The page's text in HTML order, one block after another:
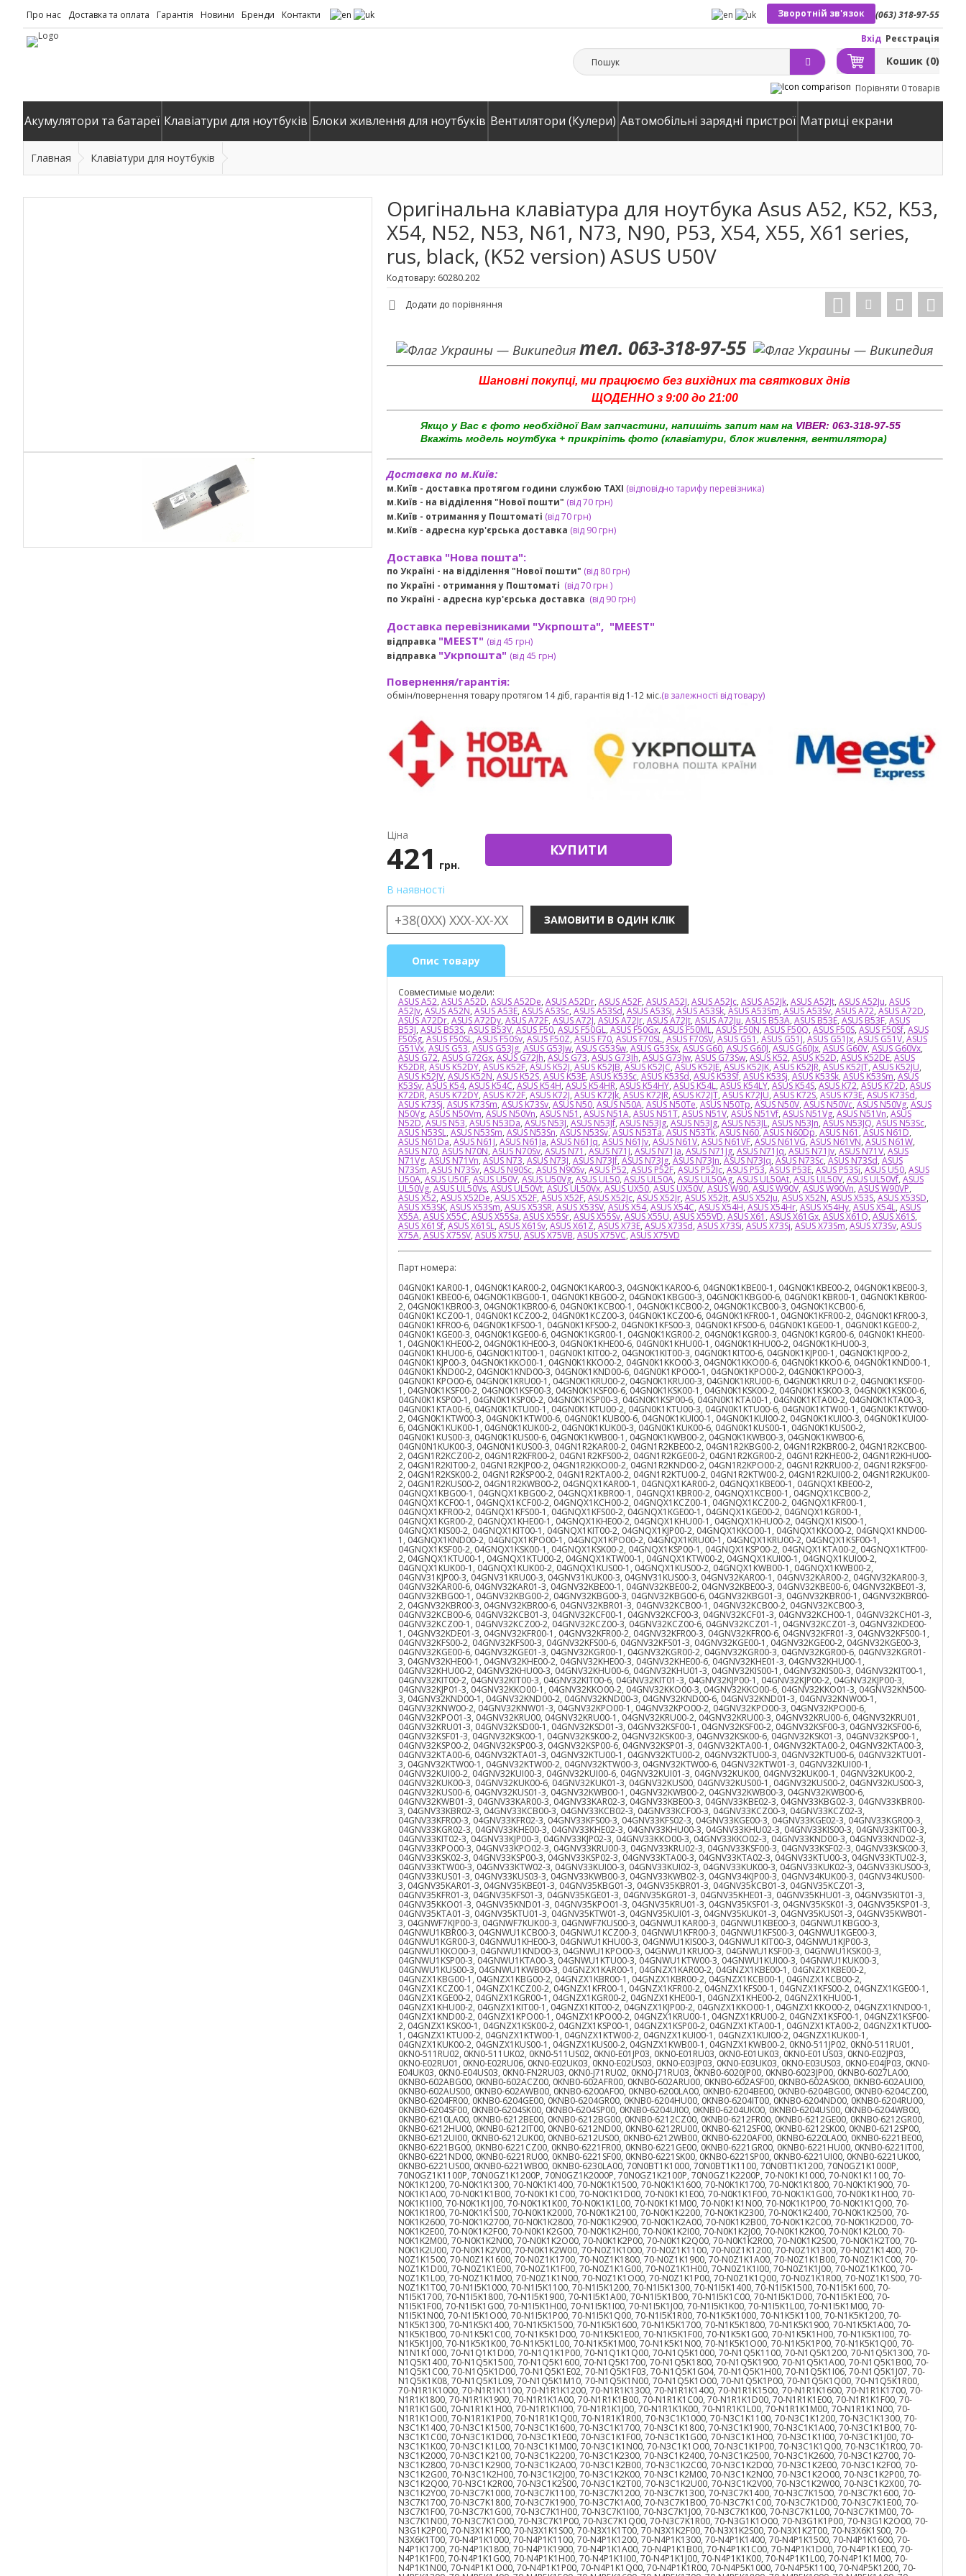
Про нас Доставка та оплата Гарантія Новини Бренди Контакти (063) 318-97-55
Зворотній зв'язок
Вхід Реєстрація
Кошик (0)
Порівняти 0 товарів
Акумулятори та батареї Клавіатури для ноутбуків Блоки живлення для ноутбуків Вентилятори (Кулери) Автомобільні зарядні пристрої Матриці екрани
Главная Клавіатури для ноутбуків
Оригінальна клавіатура для ноутбука Asus A52, K52, K53,
X54, N52, N53, N61, N73, N90, P53, X54, X55, X61 series,
rus, black, (K52 version) ASUS U50V
Код товару: 60280.202
Додати до порівняння
тел. 063-318-97-55
Шановні покупці, ми працюємо без вихідних та святкових днів
ЩОДЕННО з 9:00 до 21:00
Якщо у Вас є фото необхідної Вам запчастини, напишіть запит нам на VIBER: 063-318-97-55
Вкажіть модель ноутбука + прикріпіть фото (клавіатури, блок живлення, вентилятора)
Доставка по м.Київ:
м.Київ - доставка протягом години службою TAXI (відповідно тарифу перевізника)
м.Київ - на відділення "Нової пошти" (від 70 грн)
м.Київ - отримання у Поштоматі (від 70 грн)
м.Київ - адресна кур'єрська доставка (від90 грн)
Доставка "Нова пошта":
по Україні - на відділення "Нової пошти" (від 80 грн)
по Україні - отримання у Поштоматі (від 70 грн )
по Україні - адресна кур'єрська доставка (від90 грн)
Доставка перевізниками "Укрпошта", "MEEST"
відправка "MEEST" (від 45 грн)
відправка "Укрпошта" (від 45 грн)
Повернення/гарантія:
обмін/повернення товару протягом 14 діб, гарантія від 1-12 міс.(в залежності від товару)
Ціна
421 грн.
В наявності
КУПИТИ
Опис товару
Совместимые модели:
ASUS A52, ASUS A52D, ASUS A52De, ASUS A52Dr, ASUS A52F, ASUS A52J, ASUS A52Jc, ASUS A52Jk, ASUS A52Jt, ASUS A52Ju, ASUS
A52Jv, ASUS A52N, ASUS A53E, ASUS A53Sc, ASUS A53Sd, ASUS A53Sj, ASUS A53Sk, ASUS A53Sm,ASUS A53Sv, ASUS A72,ASUS A72D,
ASUS A72Dr, ASUS A72Dy, ASUS A72F, ASUS A72J, ASUS A72Jr, ASUS A72Jt, ASUS A72Ju, ASUS B53A, ASUS B53E, ASUS B53F, ASUS
B53J, ASUS B53S, ASUS B53V, ASUS F50, ASUS F50GL, ASUS F50Gx, ASUS F50ML, ASUS F50N, ASUS F50Q, ASUS F50S, ASUS F50Sf, ASUS
F50Sg, ASUS F50SL, ASUS F50Sv, ASUS F50Z, ASUS F70, ASUS F70SL, ASUS F70SV, ASUS G51 , ASUS G51J, ASUS G51Jx, ASUS G51V, ASUS
G51Vx, ASUS G53, ASUS G53Jg, ASUS G53Jw, ASUS G53Sw, ASUS G53Sx, ASUS G60, ASUS G60J, ASUS G60Jx, ASUS G60V, ASUS G60Vx,
ASUS G72, ASUS G72Gx, ASUS G72Jh, ASUS G73, ASUS G73Jh, ASUS G73Jw, ASUS G73Sw, ASUS K52, ASUS K52D, ASUS K52DE, ASUS
K52DR, ASUS K52DY, ASUS K52F, ASUS K52J, ASUS K52JB, ASUS K52JC, ASUS K52JE, ASUS K52JK, ASUS K52JR, ASUS K52JT, ASUS K52JU,
ASUS K52JV, ASUS K52N, ASUS K52S, ASUS K53E, ASUS K53Sc, ASUS K53Sd, ASUS K53Sf, ASUS K53Sj, ASUS K53Sk, ASUS K53Sm, ASUS
K53Sv, ASUS K54, ASUS K54C, ASUS K54H, ASUS K54HR, ASUS K54HY, ASUS K54L, ASUS K54LY, ASUS K54S, ASUS K72, ASUS K72D, ASUS
K72DR, ASUS K72DY, ASUS K72F, ASUS K72J, ASUS K72Jk, ASUS K72JR, ASUS K72JT, ASUS K72JU, ASUS K72S, ASUS K73E, ASUS K73Sd,
ASUS K73Sj, ASUS K73Sm, ASUS K73Sv, ASUS N50, ASUS N50A, ASUS N50Te, ASUS N50Tp, ASUS N50V, ASUS N50Vc, ASUS N50Vg, ASUS
N50Vg, ASUS N50Vm, ASUS N50Vn, ASUS N51 , ASUS N51A, ASUS N51T, ASUS N51V, ASUS N51Vf, ASUS N51Vg, ASUS N51Vn, ASUS
N52D,ASUS N53, ASUS N53Da, ASUS N53J, ASUS N53Jf, ASUS N53Jg, ASUS N53Jg, ASUS N53JL, ASUS N53Jn, ASUS N53JQ, ASUS N53Sc,
ASUS N53SL, ASUS N53Sm, ASUS N53Sn, ASUS N53Sv,ASUS N53Ta,ASUS N53Tk, ASUS N60,ASUS N60Dp, ASUS N61 ,ASUS N61D,
ASUS N61Da, ASUS N61J, ASUS N61Ja, ASUS N61Jq, ASUS N61Jv, ASUS N61V, ASUS N61VF, ASUS N61VG, ASUS N61VN, ASUS N61W,
ASUS N70, ASUS N70N,ASUS N70Sv, ASUS N71 , ASUS N71J, ASUS N71Ja, ASUS N71Jg, ASUS N71Jq, ASUS N71Jv, ASUS N71V, ASUS
N71Vg, ASUS N71Vn, ASUS N73, ASUS N73J, ASUS N73Jf, ASUS N73Jg, ASUS N73Jn, ASUS N73Jq,ASUS N73Sc,ASUS N73Sd, ASUS
N73Sm, ASUS N73Sv, ASUS N90Sc, ASUS N90Sv, ASUS P52, ASUS P52F, ASUS P52Jc, ASUS P53, ASUS P53E, ASUS P53Sj, ASUS U50, ASUS
U50A, ASUS U50F, ASUS U50V, ASUS U50Vg, ASUS UL50, ASUS UL50A, ASUS UL50Ag, ASUS UL50At, ASUS UL50V, ASUS UL50Vf, ASUS
UL50Vg, ASUS UL50Vs, ASUS UL50Vt, ASUS UL50Vx, ASUS UX50, ASUS UX50V, ASUS W90, ASUS W90V, ASUS W90Vn, ASUS W90VP,
ASUS X52, ASUS X52De, ASUS X52F, ASUS X52F, ASUS X52Jc, ASUS X52Jr, ASUS X52Jt, ASUS X52Ju, ASUS X52N, ASUS X53S, ASUS X53SD,
ASUS X53SK, ASUS X53Sm, ASUS X53SR, ASUS X53SV, ASUS X54, ASUS X54C, ASUS X54H, ASUS X54Hr, ASUS X54Hy, ASUS X54L, ASUS
X55A, ASUS X55C, ASUS X55Sa, ASUS X55Sr, ASUS X55Sv, ASUS X55U, ASUS X55VD, ASUS X61 , ASUS X61Gx, ASUS X61Q, ASUS X61S,
ASUS X61Sf, ASUS X61SL, ASUS X61Sv, ASUS X61Z, ASUS X73E, ASUS X73Sd, ASUS X73Si, ASUS X73Sj, ASUS X73Sm, ASUS X73Sv, ASUS
X75A, ASUS X75SV, ASUS X75U, ASUS X75VB, ASUS X75VC, ASUS X75VD
Парт номера:
04GN0K1KAR00-1, 04GN0K1KAR00-2, 04GN0K1KAR00-3, 04GN0K1KAR00-6, 04GN0K1KBE00-1, 04GN0K1KBE00-2, 04GN0K1KBE00-3, 04GN0K1KBE00-6, 04GN0K1KBG00-1, 04GN0K1KBG00-2, 04GN0K1KBG00-3, 04GN0K1KBG00-6, 04GN0K1KBR00-1, 04GN0K1KBR00-2, 04GN0K1KBR00-3, 04GN0K1KBR00-6, 04GN0K1KCB00-1, 04GN0K1KCB00-2, 04GN0K1KCB00-3, 04GN0K1KCB00-6, 04GN0K1KCZ00-1, 04GN0K1KCZ00-2, 04GN0K1KCZ00-3, 04GN0K1KCZ00-6, 04GN0K1KFR00-1, 04GN0K1KFR00-2, 04GN0K1KFR00-3, 04GN0K1KFR00-6, 04GN0K1KFS00-1, 04GN0K1KFS00-2, 04GN0K1KFS00-3, 04GN0K1KFS00-6, 04GN0K1KGE00-1, 04GN0K1KGE00-2, 04GN0K1KGE00-3, 04GN0K1KGE00-6, 04GN0K1KGR00-1, 04GN0K1KGR00-2, 04GN0K1KGR00-3, 04GN0K1KGR00-6, 04GN0K1KHE00-1, 04GN0K1KHE00-2, 04GN0K1KHE00-3, 04GN0K1KHE00-6, 04GN0K1KHU00-1, 04GN0K1KHU00-2, 04GN0K1KHU00-3, 04GN0K1KHU00-6, 04GN0K1KIT00-1, 04GN0K1KIT00-2, 04GN0K1KIT00-3, 04GN0K1KIT00-6, 04GN0K1KJP00-1, 04GN0K1KJP00-2, 04GN0K1KJP00-3, 04GN0K1KKO00-1, 04GN0K1KKO00-2, 04GN0K1KKO00-3, 04GN0K1KKO00-6, 04GN0K1KKO0-6, 04GN0K1KND00-1, 04GN0K1KND00-2, 04GN0K1KND00-3, 04GN0K1KND00-6, 04GN0K1KPO00-1, 04GN0K1KPO00-2, 04GN0K1KPO00-3, 04GN0K1KPO00-6, 04GN0K1KRU00-1, 04GN0K1KRU00-2, 04GN0K1KRU00-3, 04GN0K1KRU00-6, 04GN0K1KRU10-2, 04GN0K1KSF00-1, 04GN0K1KSF00-2, 04GN0K1KSF00-3, 04GN0K1KSF00-6, 04GN0K1KSK00-1, 04GN0K1KSK00-2, 04GN0K1KSK00-3, 04GN0K1KSK00-6, 04GN0K1KSP00-1, 04GN0K1KSP00-2, 04GN0K1KSP00-3, 04GN0K1KSP00-6, 04GN0K1KTA00-1, 04GN0K1KTA00-2, 04GN0K1KTA00-3, 04GN0K1KTA00-6, 04GN0K1KTU00-1, 04GN0K1KTU00-2, 04GN0K1KTU00-3, 04GN0K1KTU00-6, 04GN0K1KTW00-1, 04GN0K1KTW00-2, 04GN0K1KTW00-3, 04GN0K1KTW00-6, 04GN0K1KUB00-6, 04GN0K1KUI00-1, 04GN0K1KUI00-2, 04GN0K1KUI00-3, 04GN0K1KUI00-6, 04GN0K1KUK00-1, 04GN0K1KUK00-2, 04GN0K1KUK00-3, 04GN0K1KUK00-6, 04GN0K1KUS00-1, 04GN0K1KUS00-2, 04GN0K1KUS00-3, 04GN0K1KUS00-6, 04GN0K1KWB00-1, 04GN0K1KWB00-2, 04GN0K1KWB00-3, 04GN0K1KWB00-6, 04GN0N1KUK00-3, 04GN0N1KUS00-3, 04GN1R2KAR00-2, 04GN1R2KBE00-2, 04GN1R2KBG00-2, 04GN1R2KBR00-2, 04GN1R2KCB00-2, 04GN1R2KCZ00-2, 04GN1R2KFR00-2, 04GN1R2KFS00-2, 04GN1R2KGE00-2, 04GN1R2KGR00-2, 04GN1R2KHE00-2, 04GN1R2KHU00-2, 04GN1R2KIT00-2, 04GN1R2KJP00-2, 04GN1R2KKO00-2, 04GN1R2KND00-2, 04GN1R2KPO00-2, 04GN1R2KRU00-2, 04GN1R2KSF00-2, 04GN1R2KSK00-2, 04GN1R2KSP00-2, 04GN1R2KTA00-2, 04GN1R2KTU00-2, 04GN1R2KTW00-2, 04GN1R2KUI00-2, 04GN1R2KUK00-2, 04GN1R2KUS00-2, 04GN1R2KWB00-2, 04GNQX1KAR00-1, 04GNQX1KAR00-2, 04GNQX1KBE00-1, 04GNQX1KBE00-2, 04GNQX1KBG00-1, 04GNQX1KBG00-2, 04GNQX1KBR00-1, 04GNQX1KBR00-2, 04GNQX1KCB00-1, 04GNQX1KCB00-2, 04GNQX1KCF00-1, 04GNQX1KCF00-2, 04GNQX1KCH00-2, 04GNQX1KCZ00-1, 04GNQX1KCZ00-2, 04GNQX1KFR00-1, 04GNQX1KFR00-2, 04GNQX1KFS00-1, 04GNQX1KFS00-2, 04GNQX1KGE00-1, 04GNQX1KGE00-2, 04GNQX1KGR00-1, 04GNQX1KGR00-2, 04GNQX1KHE00-1, 04GNQX1KHE00-2, 04GNQX1KHU00-1, 04GNQX1KHU00-2, 04GNQX1KIS00-1, 04GNQX1KIS00-2, 04GNQX1KIT00-1, 04GNQX1KIT00-2, 04GNQX1KJP00-2, 04GNQX1KKO00-1, 04GNQX1KKO00-2, 04GNQX1KND00-1, 04GNQX1KND00-2, 04GNQX1KPO00-1, 04GNQX1KPO00-2, 04GNQX1KRU00-1, 04GNQX1KRU00-2, 04GNQX1KSF00-1, 04GNQX1KSF00-2, 04GNQX1KSK00-1, 04GNQX1KSK00-2, 04GNQX1KSP00-1, 04GNQX1KSP00-2, 04GNQX1KTA00-2, 04GNQX1KTF00-2, 04GNQX1KTU00-1, 04GNQX1KTU00-2, 04GNQX1KTW00-1, 04GNQX1KTW00-2, 04GNQX1KUI00-1, 04GNQX1KUI00-2, 04GNQX1KUK00-1, 04GNQX1KUK00-2, 04GNQX1KUS00-1, 04GNQX1KUS00-2, 04GNQX1KWB00-1, 04GNQX1KWB00-2, 04GNV31KJP00-3, 04GNV31KRU00-3, 04GNV31KUK00-3, 04GNV31KUS00-3, 04GNV32KAR00-1, 04GNV32KAR00-2, 04GNV32KAR00-3, 04GNV32KAR00-6, 04GNV32KAR01-3, 04GNV32KBE00-1, 04GNV32KBE00-2, 04GNV32KBE00-3, 04GNV32KBE00-6, 04GNV32KBE01-3, 04GNV32KBG00-1, 04GNV32KBG00-2, 04GNV32KBG00-3, 04GNV32KBG00-6, 04GNV32KBG01-3, 04GNV32KBR00-1, 04GNV32KBR00-2, 04GNV32KBR00-3, 04GNV32KBR00-6, 04GNV32KBR01-3, 04GNV32KCB00-1, 04GNV32KCB00-2, 04GNV32KCB00-3, 04GNV32KCB00-6, 04GNV32KCB01-3, 04GNV32KCF00-1, 04GNV32KCF00-3, 04GNV32KCF01-3, 04GNV32KCH00-1, 04GNV32KCH01-3, 04GNV32KCZ00-1, 04GNV32KCZ00-2, 04GNV32KCZ00-3, 04GNV32KCZ00-6, 04GNV32KCZ01-1, 04GNV32KCZ01-3, 04GNV32KDE00-1, 04GNV32KDE01-3, 04GNV32KFR00-1, 04GNV32KFR00-2, 04GNV32KFR00-3, 04GNV32KFR00-6, 04GNV32KFR01-3, 04GNV32KFS00-1, 04GNV32KFS00-2, 04GNV32KFS00-3, 04GNV32KFS00-6, 04GNV32KFS01-3, 04GNV32KGE00-1, 04GNV32KGE00-2, 04GNV32KGE00-3, 04GNV32KGE00-6, 04GNV32KGE01-3, 04GNV32KGR00-1, 04GNV32KGR00-2, 04GNV32KGR00-3, 04GNV32KGR00-6, 04GNV32KGR01-3, 04GNV32KHE00-1, 04GNV32KHE00-2, 04GNV32KHE00-3, 04GNV32KHE00-6, 04GNV32KHE01-3, 04GNV32KHU00-1, 04GNV32KHU00-2, 04GNV32KHU00-3, 04GNV32KHU00-6, 04GNV32KHU01-3, 04GNV32KIS00-1, 04GNV32KIS00-3, 04GNV32KIT00-1, 04GNV32KIT00-2, 04GNV32KIT00-3, 04GNV32KIT00-6, 04GNV32KIT01-3, 04GNV32KJP00-1, 04GNV32KJP00-2, 04GNV32KJP00-3, 04GNV32KJP01-3, 04GNV32KKO00-1, 04GNV32KKO00-2, 04GNV32KKO00-3, 04GNV32KKO00-6, 04GNV32KKO01-3, 04GNV32KN500-3, 04GNV32KND00-1, 04GNV32KND00-2, 04GNV32KND00-3, 04GNV32KND00-6, 04GNV32KND01-3, 04GNV32KNW00-1, 04GNV32KNW00-2, 04GNV32KNW01-3, 04GNV32KPO00-1, 04GNV32KPO00-2, 04GNV32KPO00-3, 04GNV32KPO00-6, 04GNV32KPO01-3, 04GNV32KRU00, 04GNV32KRU00-1, 04GNV32KRU00-2, 04GNV32KRU00-3, 04GNV32KRU00-6, 04GNV32KRU01, 04GNV32KRU01-3, 04GNV32KSD00-1, 04GNV32KSD01-3, 04GNV32KSF00-1, 04GNV32KSF00-2, 04GNV32KSF00-3, 04GNV32KSF00-6, 04GNV32KSF01-3, 04GNV32KSK00-1, 04GNV32KSK00-2, 04GNV32KSK00-3, 04GNV32KSK00-6, 04GNV32KSK01-3, 04GNV32KSP00-1, 04GNV32KSP00-2, 04GNV32KSP00-3, 04GNV32KSP00-6, 04GNV32KSP01-3, 04GNV32KTA00-1, 04GNV32KTA00-2, 04GNV32KTA00-3, 04GNV32KTA00-6, 04GNV32KTA01-3, 04GNV32KTU00-1, 04GNV32KTU00-2, 04GNV32KTU00-3, 04GNV32KTU00-6, 04GNV32KTU01-3, 04GNV32KTW00-1, 04GNV32KTW00-2, 04GNV32KTW00-3, 04GNV32KTW00-6, 04GNV32KTW01-3, 04GNV32KUI00-1, 04GNV32KUI00-2, 04GNV32KUI00-3, 04GNV32KUI00-6, 04GNV32KUI01-3, 04GNV32KUK00, 04GNV32KUK00-1, 04GNV32KUK00-2, 04GNV32KUK00-3, 04GNV32KUK00-6, 04GNV32KUK01-3, 04GNV32KUS00, 04GNV32KUS00-1, 04GNV32KUS00-2, 04GNV32KUS00-3, 04GNV32KUS00-6, 04GNV32KUS01-3, 04GNV32KWB00-1, 04GNV32KWB00-2, 04GNV32KWB00-3, 04GNV32KWB00-6, 04GNV32KWB01-3, 04GNV33KAR00-3, 04GNV33KAR02-3, 04GNV33KBE00-3, 04GNV33KBE02-3, 04GNV33KBG02-3, 04GNV33KBR00-3, 04GNV33KBR02-3, 04GNV33KCB00-3, 04GNV33KCB02-3, 04GNV33KCF00-3, 04GNV33KCZ00-3, 04GNV33KCZ02-3, 04GNV33KFR00-3, 04GNV33KFR02-3, 04GNV33KFS00-3, 04GNV33KFS02-3, 04GNV33KGE00-3, 04GNV33KGE02-3, 04GNV33KGR00-3, 04GNV33KGR02-3, 04GNV33KHE00-3, 04GNV33KHE02-3, 04GNV33KHU00-3, 04GNV33KHU02-3, 04GNV33KIS00-3, 04GNV33KIT00-3, 04GNV33KIT02-3, 04GNV33KJP00-3, 04GNV33KJP02-3, 04GNV33KKO00-3, 04GNV33KKO02-3, 04GNV33KND00-3, 04GNV33KND02-3, 04GNV33KPO00-3, 04GNV33KPO02-3, 04GNV33KRU00-3, 04GNV33KRU02-3, 04GNV33KSF00-3, 04GNV33KSF02-3, 04GNV33KSK00-3, 04GNV33KSK02-3, 04GNV33KSP00-3, 04GNV33KSP02-3, 04GNV33KTA00-3, 04GNV33KTA02-3, 04GNV33KTU00-3, 04GNV33KTU02-3, 04GNV33KTW00-3, 04GNV33KTW02-3, 04GNV33KUI00-3, 04GNV33KUI02-3, 04GNV33KUK00-3, 04GNV33KUK02-3, 04GNV33KUS00-3, 04GNV33KUS01-3, 04GNV33KUS03-3, 04GNV33KWB00-3, 04GNV33KWB02-3, 04GNV34KJP00-3, 04GNV34KUK00-3, 04GNV34KUS00-3, 04GNV35KAR01-3, 04GNV35KBE01-3, 04GNV35KBG01-3, 04GNV35KBR01-3, 04GNV35KCB01-3, 04GNV35KCZ01-3, 04GNV35KFR01-3, 04GNV35KFS01-3, 04GNV35KGE01-3, 04GNV35KGR01-3, 04GNV35KHE01-3, 04GNV35KHU01-3, 04GNV35KIT01-3, 04GNV35KKO01-3, 04GNV35KND01-3, 04GNV35KPO01-3, 04GNV35KRU01-3, 04GNV35KSF01-3, 04GNV35KSK01-3, 04GNV35KSP01-3, 04GNV35KTA01-3, 04GNV35KTU01-3, 04GNV35KTW01-3, 04GNV35KUI01-3, 04GNV35KUK01-3, 04GNV35KUS01-3, 04GNV35KWB01-3, 04GNWF7KJP00-3, 04GNWF7KUK00-3, 04GNWF7KUS00-3, 04GNWU1KAR00-3, 04GNWU1KBE00-3, 04GNWU1KBG00-3, 04GNWU1KBR00-3, 04GNWU1KCB00-3, 04GNWU1KCZ00-3, 04GNWU1KFR00-3, 04GNWU1KFS00-3, 04GNWU1KGE00-3, 04GNWU1KGR00-3, 04GNWU1KHE00-3, 04GNWU1KHU00-3, 04GNWU1KIS00-3, 04GNWU1KIT00-3, 04GNWU1KJP00-3, 04GNWU1KKO00-3, 04GNWU1KND00-3, 04GNWU1KPO00-3, 04GNWU1KRU00-3, 04GNWU1KSF00-3, 04GNWU1KSK00-3, 04GNWU1KSP00-3, 04GNWU1KTA00-3, 04GNWU1KTU00-3, 04GNWU1KTW00-3, 04GNWU1KUI00-3, 04GNWU1KUK00-3, 04GNWU1KUS00-3, 04GNWU1KWB00-3, 04GNZX1KAR00-1, 04GNZX1KAR00-2, 04GNZX1KBE00-1, 04GNZX1KBE00-2, 04GNZX1KBG00-1, 04GNZX1KBG00-2, 04GNZX1KBR00-1, 04GNZX1KBR00-2, 04GNZX1KCB00-1, 04GNZX1KCB00-2, 04GNZX1KCZ00-1, 04GNZX1KCZ00-2, 04GNZX1KFR00-1, 04GNZX1KFR00-2, 04GNZX1KFS00-1, 04GNZX1KFS00-2, 04GNZX1KGE00-1, 04GNZX1KGE00-2, 04GNZX1KGR00-1, 04GNZX1KGR00-2, 04GNZX1KHE00-1, 04GNZX1KHE00-2, 04GNZX1KHU00-1, 04GNZX1KHU00-2, 04GNZX1KIT00-1, 04GNZX1KIT00-2, 04GNZX1KJP00-2, 04GNZX1KKO00-1, 04GNZX1KKO00-2, 04GNZX1KND00-1, 04GNZX1KND00-2, 04GNZX1KPO00-1, 04GNZX1KPO00-2, 04GNZX1KRU00-1, 04GNZX1KRU00-2, 04GNZX1KSF00-1, 04GNZX1KSF00-2, 04GNZX1KSK00-1, 04GNZX1KSK00-2, 04GNZX1KSP00-1, 04GNZX1KSP00-2, 04GNZX1KTA00-1, 04GNZX1KTA00-2, 04GNZX1KTU00-1, 04GNZX1KTU00-2, 04GNZX1KTW00-1, 04GNZX1KTW00-2, 04GNZX1KUI00-1, 04GNZX1KUI00-2, 04GNZX1KUK00-1, 04GNZX1KUK00-2, 04GNZX1KUS00-1, 04GNZX1KUS00-2, 04GNZX1KWB00-1, 04GNZX1KWB00-2, 0KN0-511JP02, 0KN0-511RU01, 0KN0-511RU02, 0KN0-511UK02, 0KN0-511US02, 0KN0-E01JP03, 0KN0-E01RU03, 0KN0-E01UK03, 0KN0-E01US03, 0KN0-E02JP03, 0KN0-E02RU01, 0KN0-E02RU06, 0KN0-E02UK03, 0KN0-E02US03, 0KN0-E03JP03, 0KN0-E03UK03, 0KN0-E03US03, 0KN0-E04JP03, 0KN0-E04UK03, 0KN0-E04US03, 0KN0-FN2RU03, 0KN0-J71RU02, 0KN0-J71RU03, 0KNB0-6020JP00, 0KNB0-6023JP00, 0KNB0-6027LA00, 0KNB0-602ABG00, 0KNB0-602ACZ00, 0KNB0-602AFR00, 0KNB0-602ARU00, 0KNB0-602ASF00, 0KNB0-602ASK00, 0KNB0-602AUI00, 0KNB0-602AUS00, 0KNB0-602AWB00, 0KNB0-6200AF00, 0KNB0-6200LA00, 0KNB0-6204BE00, 0KNB0-6204BG00, 0KNB0-6204CZ00, 0KNB0-6204FR00, 0KNB0-6204GE00, 0KNB0-6204GR00, 0KNB0-6204HU00, 0KNB0-6204IT00, 0KNB0-6204ND00, 0KNB0-6204RU00, 0KNB0-6204SF00, 0KNB0-6204SK00, 0KNB0-6204SP00, 0KNB0-6204UI00, 0KNB0-6204UK00, 0KNB0-6204US00, 0KNB0-6204WB00, 0KNB0-6210LA00, 0KNB0-6212BE00, 0KNB0-6212BG00, 0KNB0-6212CZ00, 0KNB0-6212FR00, 0KNB0-6212GE00, 0KNB0-6212GR00, 0KNB0-6212HU00, 0KNB0-6212IT00, 0KNB0-6212ND00, 0KNB0-6212RU00, 0KNB0-6212SF00, 0KNB0-6212SK00, 0KNB0-6212SP00, 0KNB0-6212UI00, 0KNB0-6212UK00, 0KNB0-6212US00, 0KNB0-6212WB00, 0KNB0-6220AF00, 0KNB0-6220LA00, 0KNB0-6221BE00, 0KNB0-6221BG00, 0KNB0-6221CZ00, 0KNB0-6221FR00, 0KNB0-6221GE00, 0KNB0-6221GR00, 0KNB0-6221HU00, 0KNB0-6221IT00, 0KNB0-6221ND00, 0KNB0-6221RU00, 0KNB0-6221SF00, 0KNB0-6221SK00, 0KNB0-6